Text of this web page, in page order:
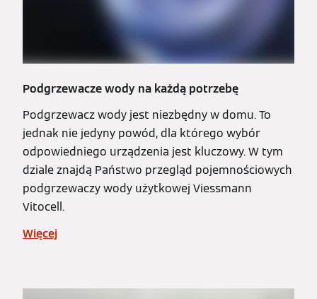
Podgrzewacze wody na każdą potrzebę
Podgrzewacz wody jest niezbędny w domu. To
jednak nie jedyny powód, dla którego wybór
odpowiedniego urządzenia jest kluczowy. W tym
dziale znajdą Państwo przegląd pojemnościowych
podgrzewaczy wody użytkowej Viessmann
Vitocell.
Więcej